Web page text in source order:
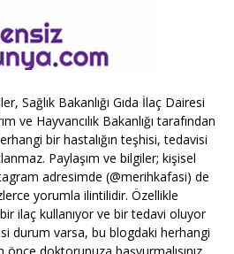
Sağlık Bakanlığı Gıda İlaç Dairesi
ve Hayvancılık Bakanlığı tarafından
bir hastalığın teşhisi, tedavisi
Paylaşım ve bilgiler; kişisel
adresimde (@merihkafasi) de
yorumla ilintilidir. Özellikle
ilaç kullanıyor ve bir tedavi oluyor
durum varsa, bu blogdaki herhangi